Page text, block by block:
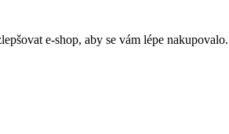
e-shop, aby se vám lépe